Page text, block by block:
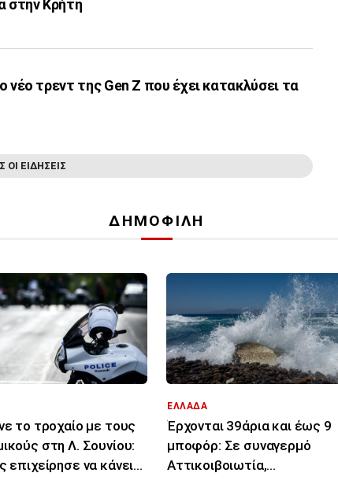
στην Κρήτη
νέο τρεντ της Gen Z που έχει κατακλύσει τα
ΟΙ ΕΙΔΗΣΕΙΣ
ΔΗΜΟΦΙΛΗ
το τροχαίο με τους
στη Λ. Σουνίου:
επιχείρησε να κάνει
ΕΛΛΑΔΑ
Έρχονται 39άρια και έως 9
μποφόρ: Σε συναγερμό
Αττικοιβοιωτία,